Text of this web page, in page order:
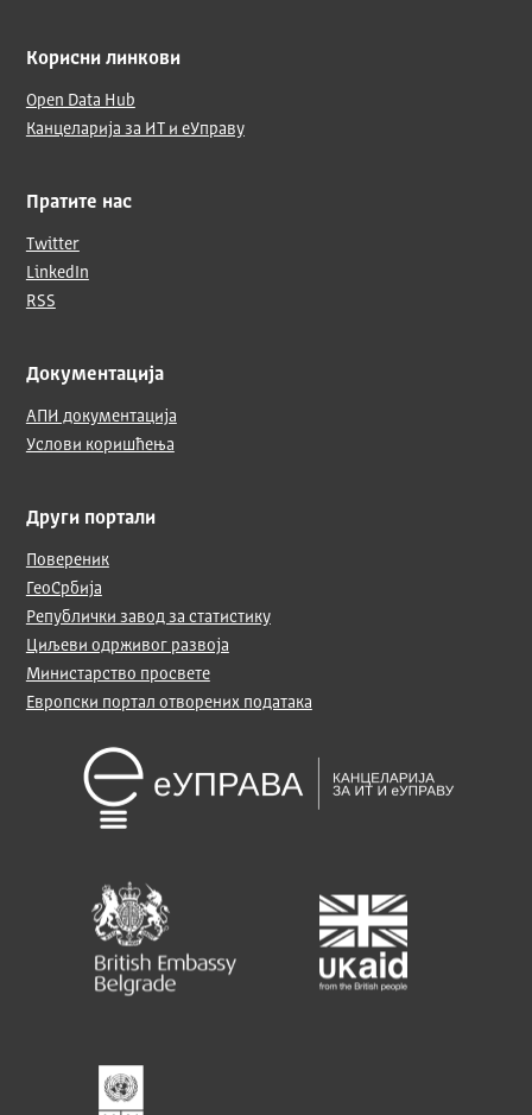
Корисни линкови
Open Data Hub
Канцеларија за ИТ и еУправу
Пратите нас
Twitter
LinkedIn
RSS
Документација
АПИ документација
Услови коришћења
Други портали
Повереник
ГеоСрбија
Републички завод за статистику
Циљеви одрживог развоја
Министарство просвете
Европски портал отворених података